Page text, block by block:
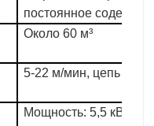
постоянное
Около 60 м³
5-22 м/мин, цепь 16А
Мощность: 5,5 кВт (10